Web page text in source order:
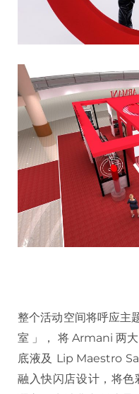
整个活动空间将呼应
室 」， 将 Armani 两
底液及 Lip Maestro
融入快闪店设计，将